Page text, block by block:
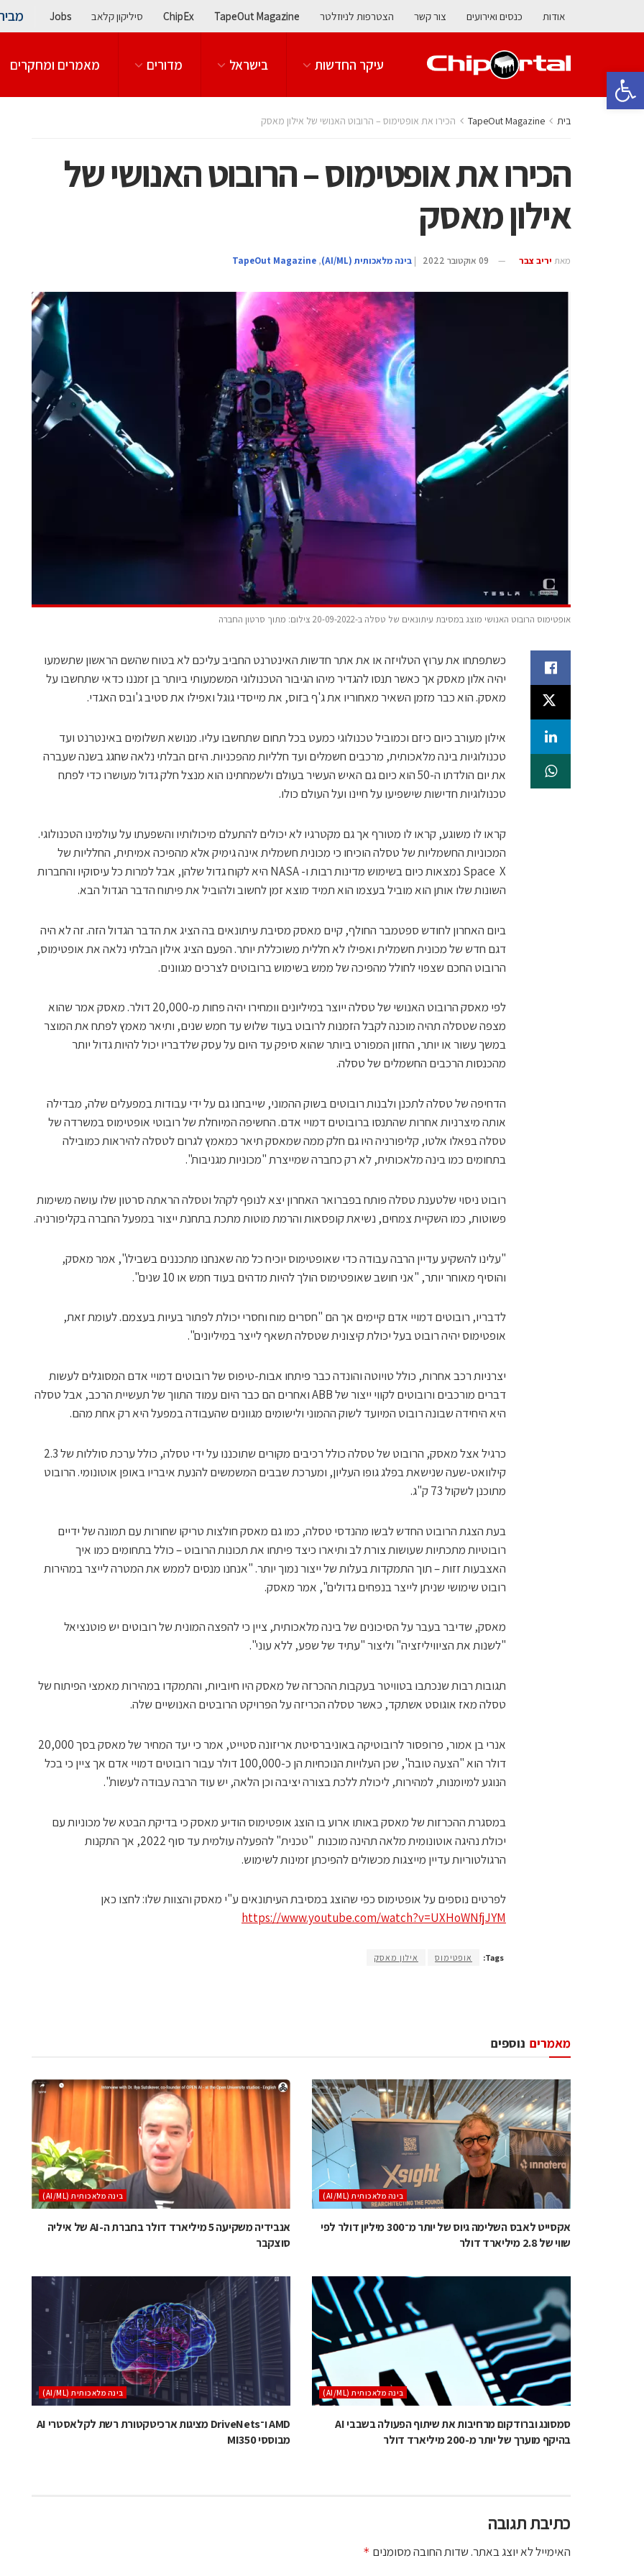
פתח סרגל נגישות
אודות כנסים ואירועים צור קשר הצטרפות לניוזלטר TapeOut Magazine
ChipEx סיליקון קלאב Jobs
עיקר החדשות בישראל מדורים מאמרים ומחקרים
בית TapeOut Magazine הכירו את אופטימוס – הרובוט האנושי של אילון מאסק
הכירו את אופטימוס – הרובוט האנושי של
אילון מאסק
מאת יריב צבר 09 אוקטובר 2022 | בינה מלאכותית (AI/ML) ,
TapeOut Magazine
אופטימוס הרובוט האנושי מוצג במסיבת עיתונאים של טסלה ב-20-09-2022 צילום: מתוך סרטון החברה
כשתפתחו את ערוץ הטלויזה או את אתר חדשות האינטרנט החביב עליכם לא בטוח שהשם הראשון שתשמעו
יהיה אלון מאסק אך כאשר תנסו להגדיר מיהו הגיבור הטכנולוגי המשמעותי ביותר בן זמננו כדאי שתחשבו על
מאסק. הוא כבר מזמן השאיר מאחוריו את ג'ף בזוס, את מייסדי גוגל ואפילו את סטיב ג'ובס האגדי.
אילון מעורב כיום כיזם וכמוביל טכנולוגי כמעט בכל תחום שתחשבו עליו. מנושא תשלומים באינטרנט ועד
טכנולוגיות בינה מלאכותית, מרכבים חשמלים ועד חלליות מהפכניות. היזם הבלתי נלאה שחגג בשנה שעברה
את יום הולדתו ה-50 הוא כיום גם האיש העשיר בעולם ולשמחתינו הוא מנצל חלק גדול מעושרו כדי לפתח
טכנולוגיות חדישות שישפיעו על חיינו ועל העולם כולו.
קראו לו משוגע, קראו לו מטורף אך גם מקטרגיו לא יכולים להתעלם מיכולותיו והשפעתו על עולמינו הטכנולוגי.
המכוניות החשמליות של טסלה הוכיחו כי מכונית חשמלית אינה גימיק אלא מהפיכה אמיתית, החלליות של
Space X נמצאות כיום בשימוש מדינות רבות ו- NASA היא לקוח גדול שלהן, אבל למרות כל עיסוקיו והחברות
השונות שלו אותן הוא מוביל בעצמו הוא תמיד מוצא זמן לחשוב ולהוביל את פיתוח הדבר הגדול הבא.
ביום האחרון לחודש ספטמבר החולף, קיים מאסק מסיבת עיתונאים בה הציג את הדבר הגדול הזה. זה לא היה
דגם חדש של מכונית חשמלית ואפילו לא חללית משוכללת יותר. הפעם הציג אילון הבלתי נלאה את אופטימוס,
הרובוט החכם שצפוי לחולל מהפיכה של ממש בשימוש ברובוטים לצרכים מגוונים.
לפי מאסק הרובוט האנושי של טסלה ייוצר במיליונים וומחירו יהיה פחות מ-20,000 דולר. מאסק אמר שהוא
מצפה שטסלה תהיה מוכנה לקבל הזמנות לרובוט בעוד שלוש עד חמש שנים, ותיאר מאמץ לפתח את המוצר
במשך עשור או יותר, החזון המפורט ביותר שהוא סיפק עד היום על עסק שלדבריו יכול להיות גדול יותר
מהכנסות הרכבים החשמלים של טסלה.
הדחיפה של טסלה לתכנן ולבנות רובוטים בשוק ההמוני, שייבחנו גם על ידי עבודות במפעלים שלה, מבדילה
אותה מיצרניות אחרות שהתנסו ברובוטים דמויי אדם. החשיפה המיוחלת של רובוטי אופטימוס במשרדה של
טסלה בפאלו אלטו, קליפורניה היו גם חלק ממה שמאסק תיאר כמאמץ לגרום לטסלה להיראות כמובילה
בתחומים כמו בינה מלאכותית, לא רק כחברה שמייצרת "מכוניות מגניבות".
רובוט ניסוי שלטענת טסלה פותח בפברואר האחרון יצא לנופף לקהל וטסלה הראתה סרטון שלו עושה משימות
פשוטות, כמו השקיית צמחים, נשיאת קופסאות והרמת מוטות מתכת בתחנת ייצור במפעל החברה בקליפורניה.
"עלינו להשקיע עדיין הרבה עבודה כדי שאופטימוס יוכיח כל מה שאנחנו מתכננים בשבילו", אמר מאסק,
והוסיף מאוחר יותר, "אני חושב שאופטימוס הולך להיות מדהים בעוד חמש או 10 שנים".
לדבריו, רובוטים דמויי אדם קיימים אך הם "חסרים מוח וחסרי יכולת לפתור בעיות בעצמם. לעומת זאת,
אופטימוס יהיה רובוט בעל יכולת קיצונית שטסלה תשאף לייצר במיליונים".
יצרניות רכב אחרות, כולל טויוטה והונדה כבר פיתחו אבות-טיפוס של רובוטים דמויי אדם המסוגלים לעשות
דברים מורכבים ורובוטים לקווי ייצור של ABB ואחרים הם כבר היום עמוד התווך של תעשיית הרכב, אבל טסלה
היא היחידה שבונה רובוט המיועד לשוק ההמוני ולישומים מגוונים שהעבודה במפעל היא רק אחת מהם.
כרגיל אצל מאסק, הרובוט של טסלה כולל רכיבים מקורים שתוכננו על ידי טסלה, כולל ערכת סוללות של 2.3
קילוואט-שעה שנישאת בפלג גופו העליון, ומערכת שבבים המשמשים להנעת איבריו באופן אוטונומי. הרובוט
מתוכנן לשקול 73 ק"ג.
בעת הצגת הרובוט החדש לבשו מהנדסי טסלה, כמו גם מאסק חולצות טריקו שחורות עם תמונה של ידיים
רובוטיות מתכתיות שעושות צורת לב ותיארו כיצד פיתחו את תכונות הרובוט – כולל בתחומים כמו איך
האצבעות זזות – תוך התמקדות בעלות של ייצור נמוך יותר. "אנחנו מנסים לממש את המטרה לייצר במהירות
רובוט שימושי שניתן לייצר בנפחים גדולים", אמר מאסק.
מאסק, שדיבר בעבר על הסיכונים של בינה מלאכותית, ציין כי להפצה המונית של רובוטים יש פוטנציאל
"לשנות את הציוויליזציה" וליצור "עתיד של שפע, ללא עוני".
תגובות רבות שנכתבו בטוויטר בעקבות ההכרזה של מאסק היו חיוביות, והתמקדו במהירות מאמצי הפיתוח של
טסלה מאז אוגוסט אשתקד, כאשר טסלה הכריזה על הפרויקט הרובטים האנושיים שלה.
אנרי בן אמור, פרופסור לרובוטיקה באוניברסיטת אריזונה סטייט, אמר כי יעד המחיר של מאסק בסך 20,000
דולר הוא "הצעה טובה", שכן העלויות הנוכחיות הן כ-100,000 דולר עבור רובוטים דמויי אדם אך ציין כי בכל
הנוגע למיומנות, למהירות, ליכולת ללכת בצורה יציבה וכן הלאה, יש עוד הרבה עבודה לעשות".
במסגרת ההכרזות של מאסק באותו ארוע בו הוצג אופטימוס הודיע מאסק כי בדיקת הבטא של מכוניות עם
יכולת נהיגה אוטונומית מלאה תהינה מוכנות "טכנית" להפעלה עולמית עד סוף 2022, אך התקנות
הרגולטוריות עדיין מייצגות מכשולים להפיכתן זמינות לשימוש.
לפרטים נוספים על אופטימוס כפי שהוצג במסיבת העיתונאים ע"י מאסק והצוות שלו: לחצו כאן
https://www.youtube.com/watch?v=UXHoWNfjJYM
Tags: אופטימוס אילון מאסק
נוספים מאמרים
בינה מלאכותית (AI/ML)
אקסייט לאבס השלימה גיוס של יותר מ־300 מיליון דולר לפי
שווי של 2.8 מיליארד דולר
בינה מלאכותית (AI/ML)
אנבידיה משקיעה 5 מיליארד דולר בחברת ה-AI של איליה
סוצקבר
בינה מלאכותית (AI/ML)
סמסונג וברודקום מרחיבות את שיתוף הפעולה בשבבי AI
בהיקף מוערך של יותר מ-200 מיליארד דולר
בינה מלאכותית (AI/ML)
AMD ו־DriveNets מציגות ארכיטקטורת רשת לקלאסטרי AI
מבוססי MI350
כתיבת תגובה
האימייל לא יוצג באתר.שדות החובה מסומנים *